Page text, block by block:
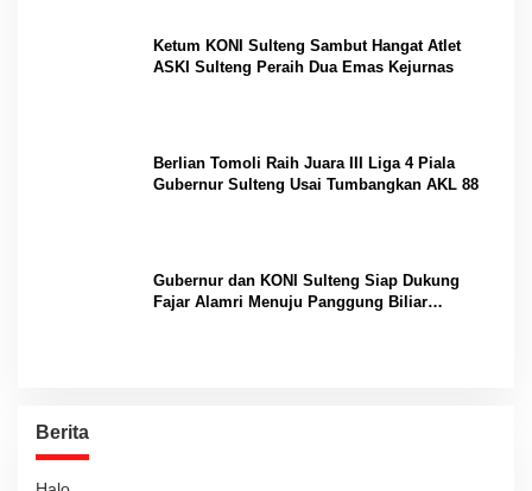
Ketum KONI Sulteng Sambut Hangat Atlet
ASKI Sulteng Peraih Dua Emas Kejurnas
Berlian Tomoli Raih Juara III Liga 4 Piala
Gubernur Sulteng Usai Tumbangkan AKL 88
Gubernur dan KONI Sulteng Siap Dukung
Fajar Alamri Menuju Panggung Biliar
Berita